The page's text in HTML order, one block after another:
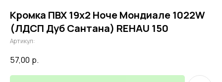
Кромка ПВХ 19х2 Ноче Мондиале 1022W
(ЛДСП Дуб Сантана) REHAU 150
Артикул:
57,00 р.